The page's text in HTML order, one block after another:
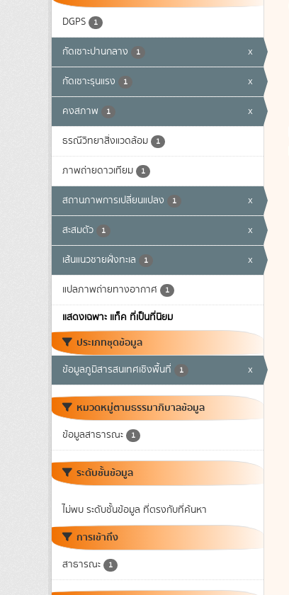
DGPS 1
กัดเซาะปานกลาง 1 x
กัดเซาะรุนแรง 1 x
คงสภาพ 1 x
ธรณีวิทยาสิ่งแวดล้อม 1
ภาพถ่ายดาวเทียม 1
สถานภาพการเปลี่ยนแปลง 1 x
สะสมตัว 1 x
เส้นแนวชายฝั่งทะเล 1 x
แปลภาพถ่ายทางอากาศ 1
แสดงเฉพาะ แท็ค ที่เป็นที่นิยม
ประเภทชุดข้อมูล
ข้อมูลภูมิสารสนเทศเชิงพื้นที่ 1 x
หมวดหมู่ตามธรรมาภิบาลข้อมูล
ข้อมูลสาธารณะ 1
ระดับชั้นข้อมูล
ไม่พบ ระดับชั้นข้อมูล ที่ตรงกับที่ค้นหา
การเข้าถึง
สาธารณะ 1